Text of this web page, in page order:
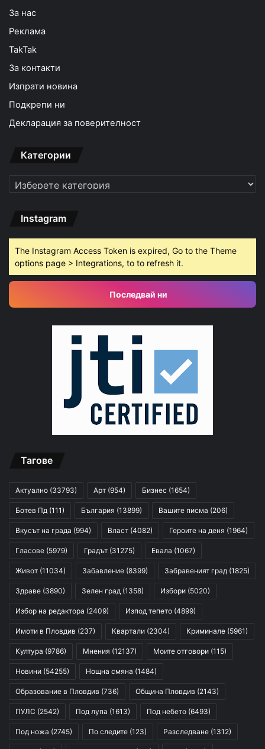
За нас
Реклама
TakTak
За контакти
Изпрати новина
Подкрепи ни
Декларация за поверителност
Категории
Категории
Instagram
The Instagram Access Token is expired, Go to the Theme
options page > Integrations, to to refresh it.
Последвай ни
Тагове
Актуално (33793) Арт (954) Бизнес (1654)
Ботев Пд (111) България (13899) Вашите писма (206)
Вкусът на града (994) Власт (4082) Героите на деня (1964)
Гласове (5979) Градът (31275) Евала (1067)
Живот (11034) Забавление (8399) Забравеният град (1825)
Здраве (3890) Зелен град (1358) Избори (5020)
Избор на редактора (2409) Изпод тепето (4899)
Имоти в Пловдив (237) Квартали (2304) Криминале (5961)
Култура (9786) Мнения (12137) Моите отговори (115)
Новини (54255) Нощна смяна (1484)
Образование в Пловдив (736) Община Пловдив (2143)
ПУЛС (2542) Под лупа (1613) Под небето (6493)
Под ножа (2745) По следите (123) Разследване (1312)